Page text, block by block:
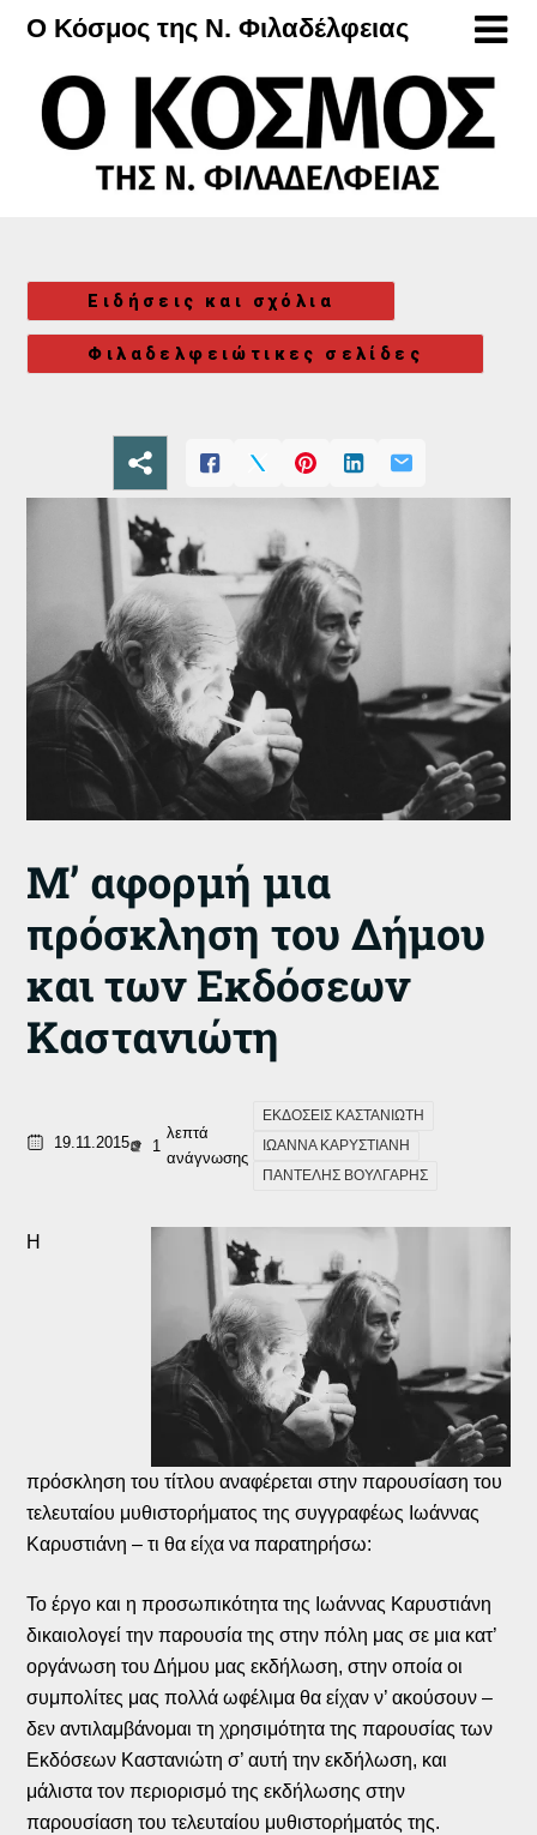
Μετάβαση
περιεχόμενο
Ο Κόσμος της Ν. Φιλαδέλφειας
Ειδήσεις και σχόλια
Φιλαδελφειώτικες σελίδες
Μ’ αφορμή μια
πρόσκληση του Δήμου
και των Εκδόσεων
Καστανιώτη
19.11.2015 1
λεπτά
ανάγνωσης
ΕΚΔΟΣΕΙΣ ΚΑΣΤΑΝΙΩΤΗ
ΙΩΑΝΝΑ ΚΑΡΥΣΤΙΑΝΗ
ΠΑΝΤΕΛΗΣ ΒΟΥΛΓΑΡΗΣ
Η
πρόσκληση του τίτλου αναφέρεται στην παρουσίαση του
τελευταίου μυθιστορήματος της συγγραφέως Ιωάννας
Καρυστιάνη – τι θα είχα να παρατηρήσω:
Το έργο και η προσωπικότητα της Ιωάννας Καρυστιάνη
δικαιολογεί την παρουσία της στην πόλη μας σε μια κατ’
οργάνωση του Δήμου μας εκδήλωση, στην οποία οι
συμπολίτες μας πολλά ωφέλιμα θα είχαν ν’ ακούσουν –
δεν αντιλαμβάνομαι τη χρησιμότητα της παρουσίας των
Εκδόσεων Καστανιώτη σ’ αυτή την εκδήλωση, και
μάλιστα τον περιορισμό της εκδήλωσης στην
παρουσίαση του τελευταίου μυθιστορήματός της.